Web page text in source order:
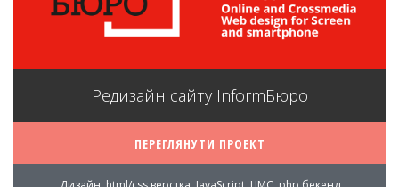
Редизайн сайту InformБюро
ПЕРЕГЛЯНУТИ ПРОЕКТ